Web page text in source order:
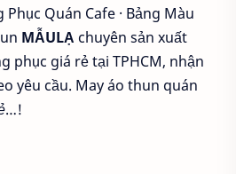
Quán Cafe · ‎Bảng Màu
MẪULẠ chuyên sản xuất
phục giá rẻ tại TPHCM, nhận
yêu cầu. May áo thun quán
…!